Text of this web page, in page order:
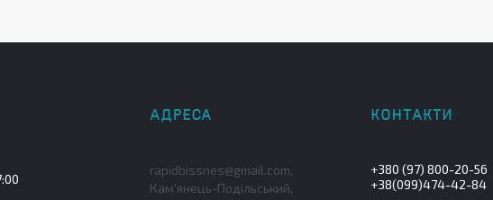
rapidbissnes@gmail.com,
Кам'янець-Подільський,
+380 (97) 800-20-56
+38(099)474-42-84